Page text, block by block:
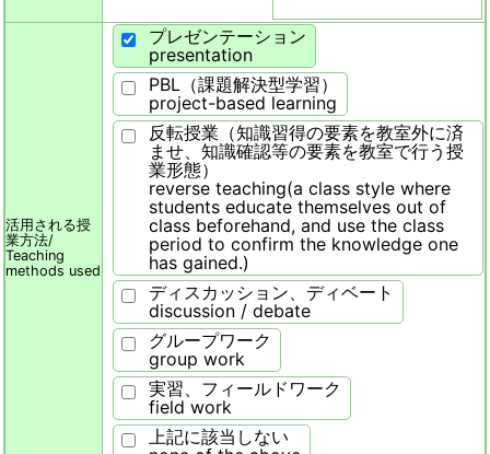
活用される授
業方法/
Teaching
methods used
プレゼンテーション
presentation
PBL（課題解決型学習）
project-based learning
反転授業（知識習得の要素を教室外に済
ませ、知識確認等の要素を教室で行う授
業形態）
reverse teaching(a class style where
students educate themselves out of
class beforehand, and use the class
period to confirm the knowledge one
has gained.)
ディスカッション、ディベート
discussion / debate
グループワーク
group work
実習、フィールドワーク
field work
上記に該当しない